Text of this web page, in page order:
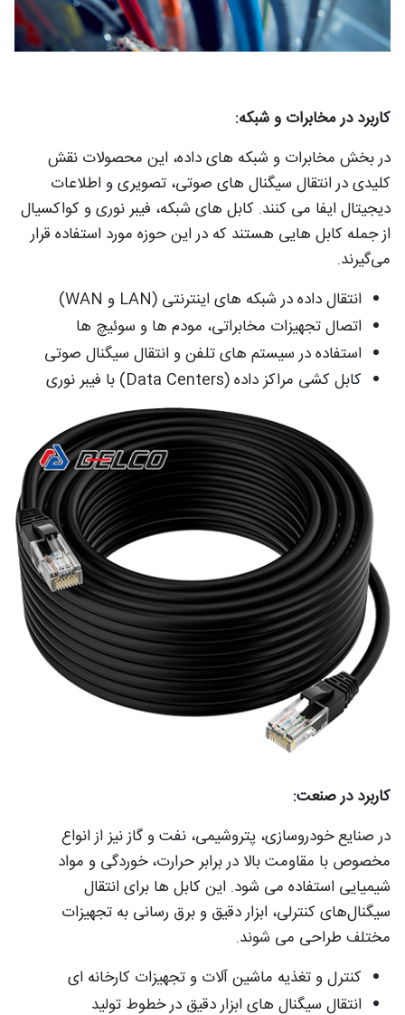
کاربرد در مخابرات و شبکه:
در بخش مخابرات و شبکه‌ های داده، این محصولات نقش
کلیدی در انتقال سیگنال‌ های صوتی، تصویری و اطلاعات
دیجیتال ایفا می‌ کنند. کابل‌ های شبکه، فیبر نوری و کواکسیال
از جمله کابل‌ هایی هستند که در این حوزه مورد استفاده قرار
می‌گیرند.
انتقال داده در شبکه‌ های اینترنتی (LAN و WAN)
اتصال تجهیزات مخابراتی، مودم‌ ها و سوئیچ‌ ها
استفاده در سیستم‌ های تلفن و انتقال سیگنال صوتی
کابل‌ کشی مراکز داده (Data Centers) با فیبر نوری
کاربرد در صنعت:
در صنایع خودروسازی، پتروشیمی، نفت و گاز نیز از انواع
مخصوص با مقاومت بالا در برابر حرارت، خوردگی و مواد
شیمیایی استفاده می‌ شود. این کابل‌ ها برای انتقال
سیگنال‌های کنترلی، ابزار دقیق و برق‌ رسانی به تجهیزات
مختلف طراحی می‌ شوند.
کنترل و تغذیه ماشین‌ آلات و تجهیزات کارخانه‌ ای
انتقال سیگنال‌ های ابزار دقیق در خطوط تولید